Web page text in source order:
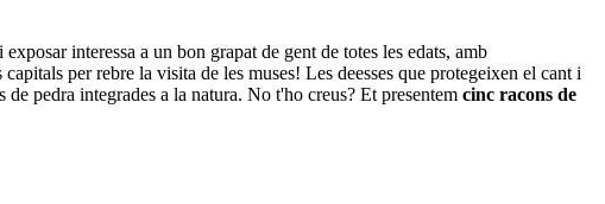
interessa a un bon grapat de gent de totes les edats, amb
per rebre la visita de les muses! Les deesses que protegeixen el cant i
pedra integrades a la natura. No t'ho creus? Et presentem cinc racons de